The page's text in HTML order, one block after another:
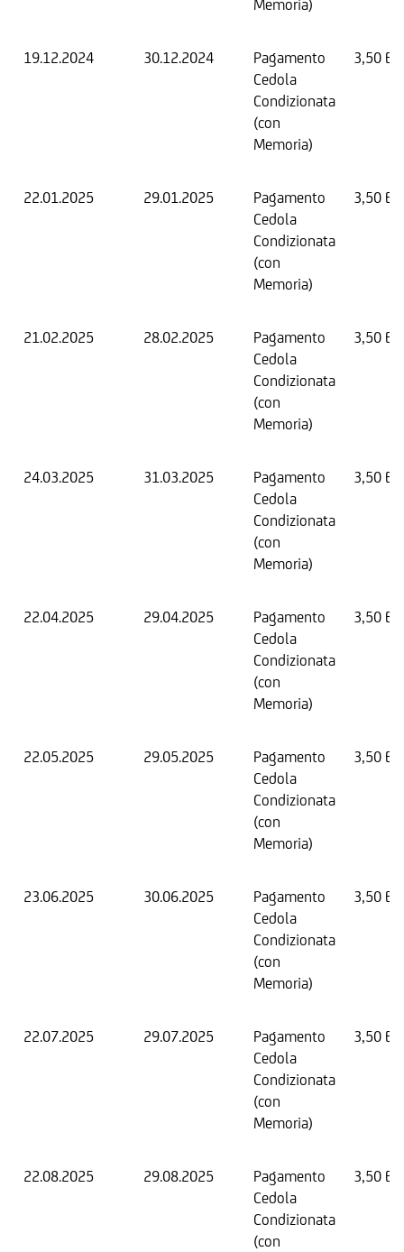
Memoria)
19.12.2024 30.12.2024
Pagamento
Cedola
Condizionata
(con
Memoria)
3,50
22.01.2025 29.01.2025
Pagamento
Cedola
Condizionata
(con
Memoria)
3,50
21.02.2025 28.02.2025
Pagamento
Cedola
Condizionata
(con
Memoria)
3,50
24.03.2025 31.03.2025
Pagamento
Cedola
Condizionata
(con
Memoria)
3,50
22.04.2025 29.04.2025
Pagamento
Cedola
Condizionata
(con
Memoria)
3,50
22.05.2025 29.05.2025
Pagamento
Cedola
Condizionata
(con
Memoria)
3,50
23.06.2025 30.06.2025
Pagamento
Cedola
Condizionata
(con
Memoria)
3,50
22.07.2025 29.07.2025
Pagamento
Cedola
Condizionata
(con
Memoria)
3,50
22.08.2025 29.08.2025
Pagamento
Cedola
Condizionata
(con
3,50